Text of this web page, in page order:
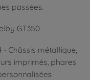
passées.
GT350
- Châssis métallique,
imprimés, phares